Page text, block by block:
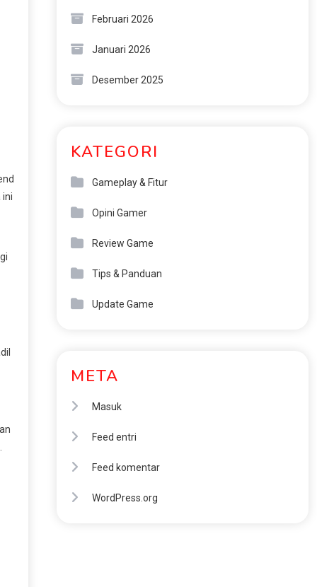
ini
Februari 2026
Januari 2026
Desember 2025
KATEGORI
Gameplay & Fitur
Opini Gamer
Review Game
Tips & Panduan
Update Game
META
Masuk
Feed entri
Feed komentar
WordPress.org